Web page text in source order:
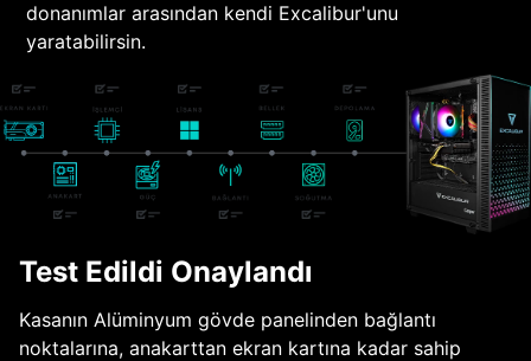
donanımlar arasından kendi Excalibur'unu
yaratabilirsin.
Test Edildi Onaylandı
Kasanın Alüminyum gövde panelinden bağlantı
noktalarına, anakarttan ekran kartına kadar sahip